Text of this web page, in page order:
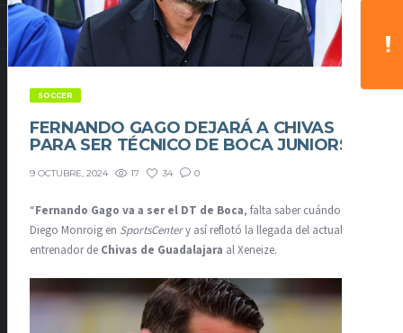
SOCCER
FERNANDO GAGO DEJARÁ A CHIVAS
PARA SER TÉCNICO DE BOCA JUNIORS
9 OCTUBRE, 2024 17 34 0
“Fernando Gago va a ser el DT de Boca, falta saber cuándo”, dijo
Diego Monroig en SportsCentery así reflotó la llegada del actual
entrenador de Chivas de Guadalajara al Xeneize.